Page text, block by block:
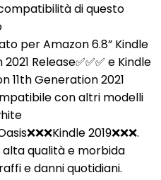
di questo
per Amazon 6.8” Kindle
Release✅✅✅ e Kindle
11th Generation 2021
con altri modelli
2019❌❌❌.
alta qualità e morbida
e danni quotidiani.